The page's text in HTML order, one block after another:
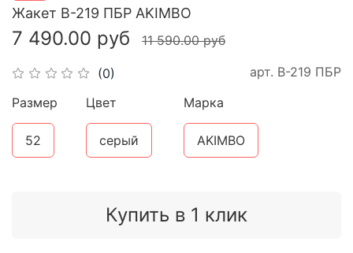
(0) арт. В-219 ПБР
Жакет В-219 ПБР AKIMBO
7 490.00 руб 11 590.00 руб
Купить в 1 клик
Размер
52
Цвет
серый
Марка
AKIMBO